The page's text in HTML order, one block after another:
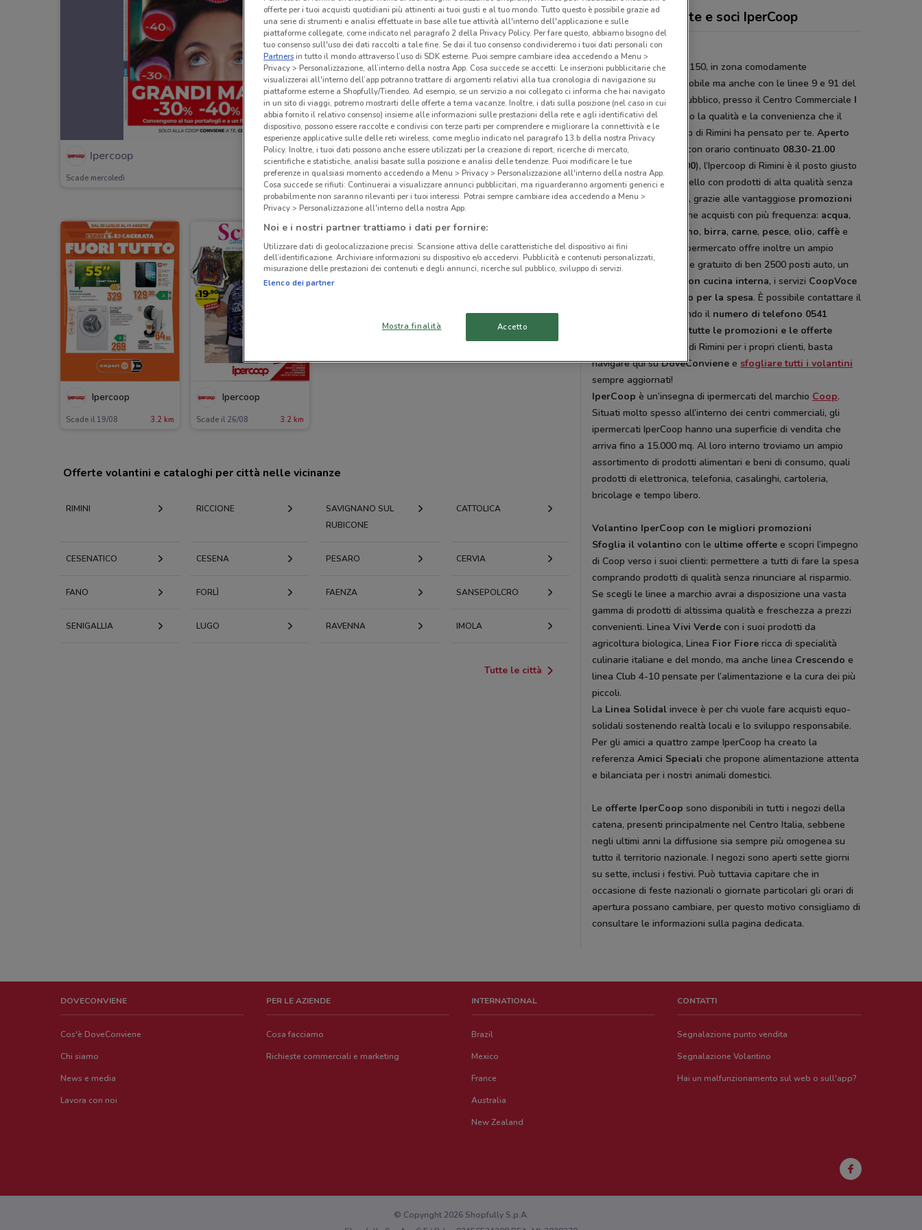
Ipercoop
Scade mercoledì 3.2 km
Ipercoop
Scade il 19/08 3.2 km
Ipercoop
Scade il 26/08 3.2 km
Offerte volantini e cataloghi per città nelle vicinanze
RIMINI RICCIONE
SAVIGNANO SUL
RUBICONE
CATTOLICA
CESENATICO CESENA PESARO CERVIA
FANO FORLÌ FAENZA SANSEPOLCRO
SENIGALLIA LUGO RAVENNA IMOLA
Tutte le città
Volantino, offerte e soci IperCoop
Ipercoop Rimini
InVia Emiliaal civico 150, in zona comodamente
raggiungibile in automobile ma anche con le linee 9 e 91 del
servizio di trasporto pubblico, presso il Centro Commerciale I
Malatesta, ti aspettano la qualità e la convenienza che il
punto vendita Ipercoop di Rimini ha pensato per te.Aperto
sette giorni su sette
con orario continuato 08.30-21.00
(domenica 09.00-21.00), l’Ipercoop di Rimini è il posto giusto
per riempire il tuo carrello con prodotti di alta qualità senza
rinunciare al risparmio, grazie alle vantaggiose promozioni
applicate ai prodotti che acquisti con più frequenza: acqua,
vino, birra, carne, pesce, olio, caffè e
molto altro ancora. L’ipermercato offre inoltre un ampio
parcheggioriservato e gratuito di ben 2500 posti auto, un
gastronomia con cucina interna, i servizi CoopVoce
ausilio per la spesa. È possibile contattare il
punto vendita chiamando il numero di telefono 0541
scoprire tutte le promozioni e le offerte
pensate dall’Ipercoop di Rimini per i propri clienti, basta
navigare qui suDoveConviene e sfogliare tutti i volantini
sempre aggiornati!
IperCoop è un’insegna di ipermercati del marchio Coop.
Situati molto spesso all’interno dei centri commerciali, gli
ipermercati IperCoop hanno una superficie di vendita che
arriva fino a 15.000 mq. Al loro interno troviamo un ampio
assortimento di prodotti alimentari e beni di consumo, quali
prodotti di elettronica, telefonia, casalinghi, cartoleria,
bricolage e tempo libero.
Volantino IperCoop con le migliori promozioni
Sfoglia il volantino con le ultime offerte e scopri l’impegno
di Coop verso i suoi clienti: permettere a tutti di fare la spesa
comprando prodotti di qualità senza rinunciare al risparmio.
Se scegli le linee a marchio avrai a disposizione una vasta
gamma di prodotti di altissima qualità e freschezza a prezzi
convenienti. LineaVivi Verde con i suoi prodotti da
agricoltura biologica, Linea Fior Fiore ricca di specialità
culinarie italiane e del mondo, ma anche linea Crescendo e
linea Club 4-10 pensate per l’alimentazione e la cura dei più
piccoli.
La Linea Solidalinvece è per chi vuole fare acquisti equo-
solidali sostenendo realtà locali e lo sviluppo responsabile.
Per gli amici a quattro zampe IperCoop ha creato la
referenzaAmici Speciali che propone alimentazione attenta
e bilanciata per i nostri animali domestici.
Le offerte IperCoop sono disponibili in tutti i negozi della
catena, presenti principalmente nel Centro Italia, sebbene
negli ultimi anni la diffusione sia sempre più omogenea su
tutto il territorio nazionale. I negozi sono aperti sette giorni
su sette, inclusi i festivi. Può tuttavia capitare che in
occasione di feste nazionali o giornate particolari gli orari di
apertura possano cambiare, per questo motivo consigliamo di
consultare le informazioni sulla pagina dedicata.
DOVECONVIENE
Cos'è DoveConviene
Chi siamo
News e media
Lavora con noi
PER LE AZIENDE
Cosa facciamo
Richieste commerciali e marketing
INTERNATIONAL
Brazil
Mexico
France
Australia
New Zealand
CONTATTI
Segnalazione punto vendita
Segnalazione Volantino
Hai un malfunzionamento sul web o sull'app?
© Copyright 2026 Shopfully S.p.A.
offerte per i tuoi acquisti quotidiani più attinenti ai tuoi gusti e al tuo mondo. Tutto questo è possibile grazie ad
una serie di strumenti e analisi effettuate in base alle tue attività all'interno dell'applicazione e sulle
piattaforme collegate, come indicato nel paragrafo 2 della Privacy Policy. Per fare questo, abbiamo bisogno del
tuo consenso sull'uso dei dati raccolti a tale fine. Se dai il tuo consenso condivideremo i tuoi dati personali con
Partnersin tutto il mondo attraverso l’uso di SDK esterne. Puoi sempre cambiare idea accedendo a Menu >
Privacy > Personalizzazione, all’interno della nostra App. Cosa succede se accetti: Le inserzioni pubblicitarie che
visualizzerai all'interno dell’app potranno trattare di argomenti relativi alla tua cronologia di navigazione su
piattaforme esterne a Shopfully/Tiendeo. Ad esempio, se un servizio a noi collegato ci informa che hai navigato
in un sito di viaggi, potremo mostrarti delle offerte a tema vacanze. Inoltre, i dati sulla posizione (nel caso in cui
abbia fornito il relativo consenso) insieme alle informazioni sulle prestazioni della rete e agli identificativi del
dispositivo, possono essere raccolte e condivisi con terze parti per comprendere e migliorare la connettività e le
esperienze applicative sulle delle reti wireless, come meglio indicato nel paragrafo 13.b della nostra Privacy
Policy. Inoltre, i tuoi dati possono anche essere utilizzati per la creazione di report, ricerche di mercato,
scientifiche e statistiche, analisi basate sulla posizione e analisi delle tendenze. Puoi modificare le tue
preferenze in qualsiasi momento accedendo a Menu > Privacy > Personalizzazione all'interno della nostra App.
Cosa succede se rifiuti: Continuerai a visualizzare annunci pubblicitari, ma riguarderanno argomenti generici e
probabilmente non saranno rilevanti per i tuoi interessi. Potrai sempre cambiare idea accedendo a Menu >
Privacy > Personalizzazione all'interno della nostra App.
Noi e i nostri partner trattiamo i dati per fornire:
Utilizzare dati di geolocalizzazione precisi. Scansione attiva delle caratteristiche del dispositivo ai fini
dell’identificazione. Archiviare informazioni su dispositivo e/o accedervi. Pubblicità e contenuti personalizzati,
misurazione delle prestazioni dei contenuti e degli annunci, ricerche sul pubblico, sviluppo di servizi.
Elenco dei partner
Mostra finalità Accetto